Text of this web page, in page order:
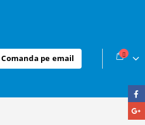
Comanda pe email